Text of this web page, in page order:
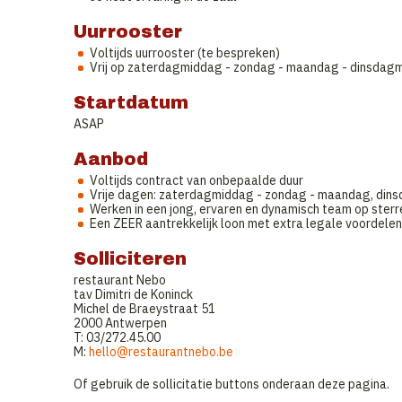
Uurrooster
Voltijds uurrooster (te bespreken)
Vrij op zaterdagmiddag - zondag - maandag -
Startdatum
ASAP
Aanbod
Voltijds contract van onbepaalde duur
Vrije dagen: zaterdagmiddag - zondag - maandag,
Werken in een jong, ervaren en dynamisch team op
Een ZEER aantrekkelijk loon met extra legale
Solliciteren
restaurant Nebo
tav Dimitri de Koninck
Michel de Braeystraat 51
2000 Antwerpen
T: 03/272.45.00
M: hello@restaurantnebo.be
Of gebruik de sollicitatie buttons onderaan deze pagina.